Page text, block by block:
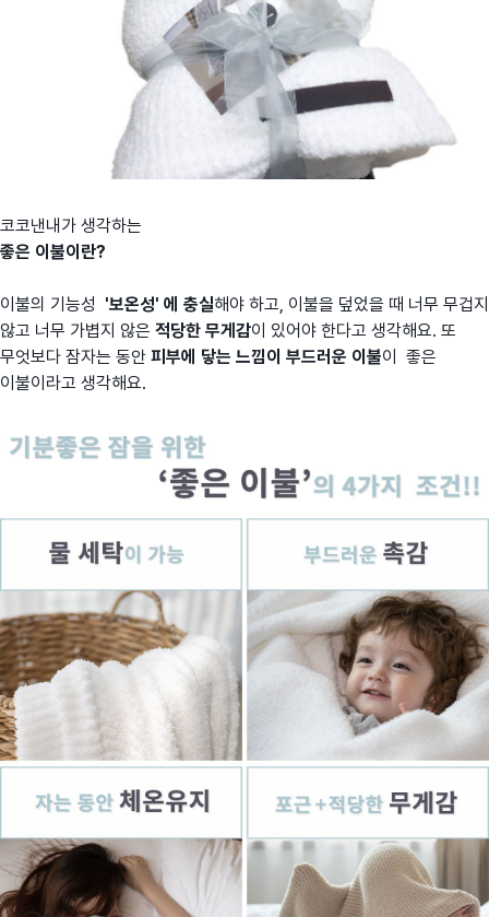
코코낸내가 생각하는
좋은 이불이란?
이불의 기능성 '보온성' 에 충실해야 하고, 이불을 덮었을 때 너무 무겁지
않고 너무 가볍지 않은 적당한 무게감이 있어야 한다고 생각해요. 또
무엇보다 잠자는 동안 피부에 닿는 느낌이 부드러운 이불이 좋은
이불이라고 생각해요.